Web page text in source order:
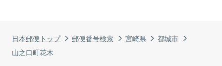
日本郵便トップ 郵便番号検索 宮崎県
都城市
山之口町花木